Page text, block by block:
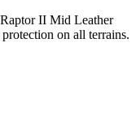
II Mid Leather
on all terrains.